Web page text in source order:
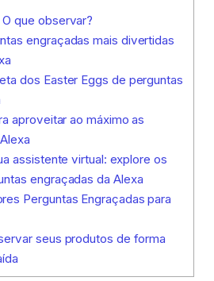
que observar?
engraçadas mais divertidas
dos Easter Eggs de perguntas
aproveitar ao máximo as
assistente virtual: explore os
engraçadas da Alexa
Perguntas Engraçadas para
seus produtos de forma